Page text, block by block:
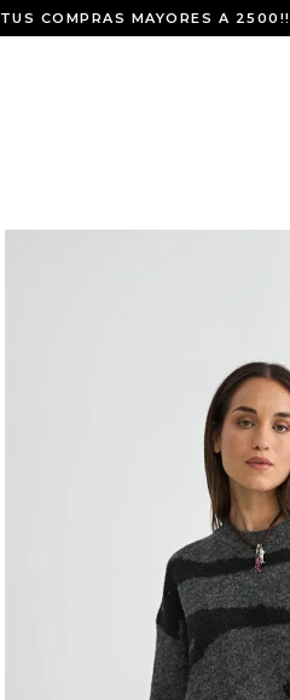
COMPRAS MAYORES A 2500!!